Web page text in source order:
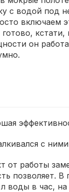
с водой под
включаем
кстати,
он
с ними
от работы
позволяет. В
воды в час,